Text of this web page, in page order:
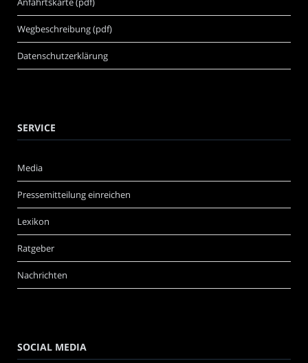
Wegbeschreibung (pdf)
Datenschutzerklärung
SERVICE
Media
Pressemitteilung einreichen
Lexikon
Ratgeber
Nachrichten
SOCIAL MEDIA